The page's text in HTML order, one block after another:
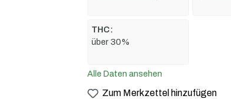
THC:
über 30%
Alle Daten ansehen
Zum Merkzettel hinzufügen